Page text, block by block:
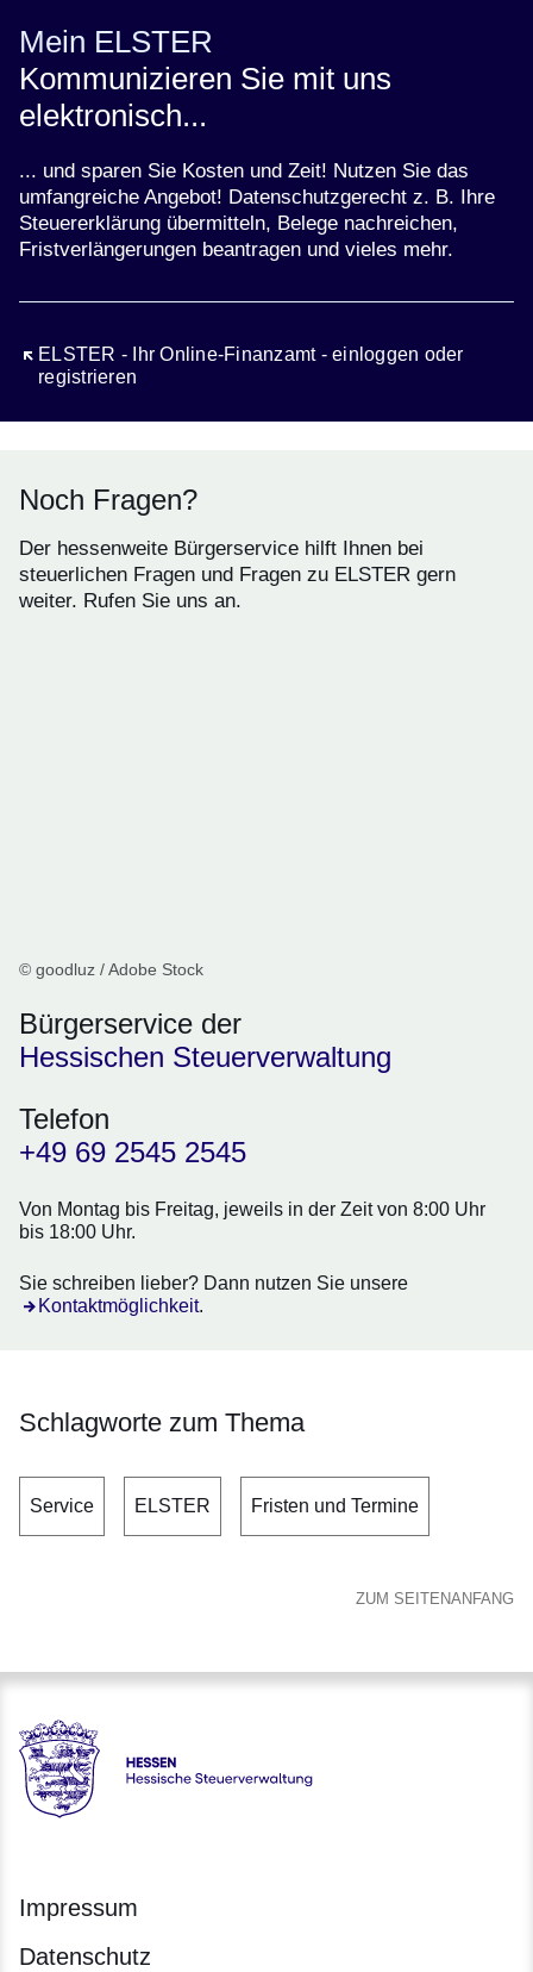
Mein ELSTER
Kommunizieren Sie mit uns
elektronisch...
... und sparen Sie Kosten und Zeit! Nutzen Sie das
umfangreiche Angebot! Datenschutzgerecht z. B. Ihre
Steuererklärung übermitteln, Belege nachreichen,
Fristverlängerungen beantragen und vieles mehr.
ELSTER - Ihr Online-Finanzamt - einloggen oder
registrieren
Öffnet sich in einem neuen Fenster
Noch Fragen?
Der hessenweite Bürgerservice hilft Ihnen bei
steuerlichen Fragen und Fragen zu ELSTER gern
weiter. Rufen Sie uns an.
© goodluz / Adobe Stock
Bürgerservice der
Hessischen Steuerverwaltung
Telefon
+49 69 2545 2545
Von Montag bis Freitag, jeweils in der Zeit von 8:00 Uhr
bis 18:00 Uhr.
Sie schreiben lieber? Dann nutzen Sie unsere
Kontaktmöglichkeit.
Schlagworte zum Thema
Service ELSTER Fristen und Termine
ZUM SEITENANFANG
Hessen - Hessische Steuerverwaltung
Impressum
Datenschutz